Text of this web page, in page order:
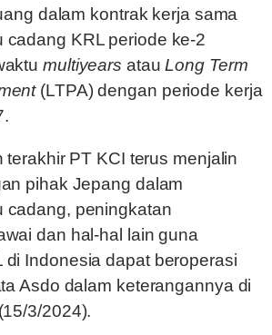
dalam kontrak kerja sama
cadang KRL periode ke-2
multiyears atauLong Term
(LTPA) dengan periode kerja
terakhir PT KCI terus menjalin
pihak Jepang dalam
cadang, peningkatan
dan hal-hal lain guna
di Indonesia dapat beroperasi
Asdo dalam keterangannya di
3/2024).